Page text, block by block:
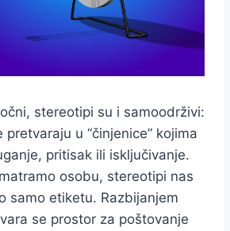
stereotipi su i samoodrživi:
pretvaraju u “činjenice” kojima
pritisak ili isključivanje.
osobu, stereotipi nas
samo etiketu. Razbijanjem
se prostor za poštovanje